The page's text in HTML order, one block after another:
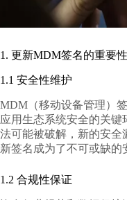
1. 更新MDM签名的重要性
1.1 安全性维护
MDM（移动设备管理）
应用生态系统安全的关
法可能被破解，新的安全
新签名成为了不可或缺的
1.2 合规性保证